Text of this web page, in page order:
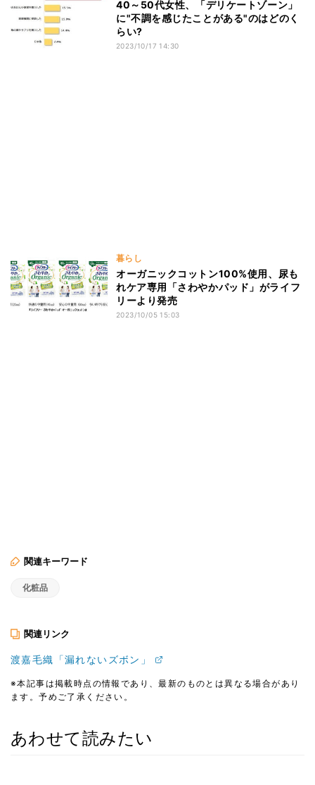
40～50代女性、「デリケートゾーン」
に"不調を感じたことがある"のはどのく
らい?
2023/10/17 14:30
暮らし
オーガニックコットン100%使用、尿も
れケア専用「さわやかパッド」がライフ
リーより発売
2023/10/05 15:03
関連キーワード
化粧品
関連リンク
渡嘉毛織「漏れないズボン」
※本記事は掲載時点の情報であり、最新のものとは異なる場合があり
ます。予めご了承ください。
あわせて読みたい